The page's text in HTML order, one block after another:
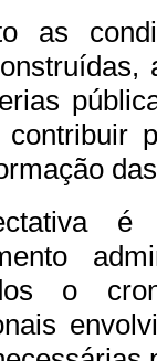
as
contribuir
o